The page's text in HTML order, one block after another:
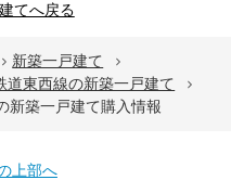
てへ戻る
新築一戸建て
道東西線の新築一戸建て
新築一戸建て購入情報
上部へ